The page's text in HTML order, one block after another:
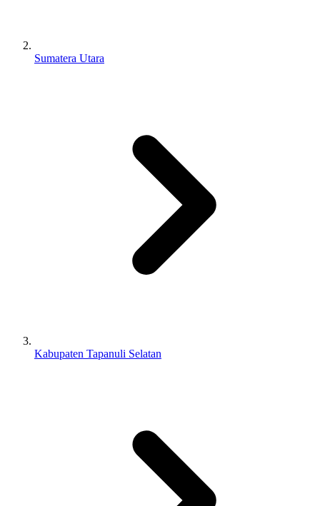
Sumatera Utara
Kabupaten Tapanuli Selatan